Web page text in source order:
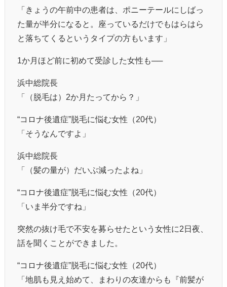
「きょうの午前中の患者は、ポニーテールにしばっ
た量が半分になると。座っているだけでもはらはら
と落ちてくるというタイプの方もいます」
1か月ほど前に初めて受診した女性も──
浜中総院長
「（脱毛は）2か月たってから？」
“コロナ後遺症”脱毛に悩む女性（20代）
「そうなんですよ」
浜中総院長
「（髪の量が）だいぶ減ったよね」
“コロナ後遺症”脱毛に悩む女性（20代）
「いま半分ですね」
突然の抜け毛で不安を募らせたという女性に2日夜、
話を聞くことができました。
“コロナ後遺症”脱毛に悩む女性（20代）
「地肌も見え始めて、まわりの友達からも『前髪が